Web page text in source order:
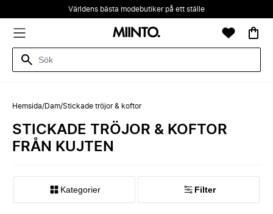
Världens bästa modebutiker på ett ställe
Hemsida/Dam/Stickade tröjor & koftor
STICKADE TRÖJOR & KOFTOR
FRÅN KUJTEN
Kategorier Filter